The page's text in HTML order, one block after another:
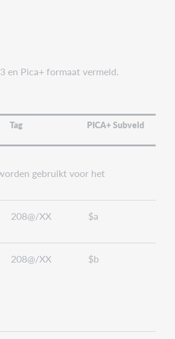
en Pica+ formaat vermeld.
Tag PICA+ Subveld
gebruikt voor het
208@/XX $a
208@/XX $b